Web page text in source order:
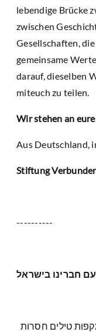
lebendige Brücke
zwischen
Gesellschaften,
gemeinsame
darauf, dieselben
miteuch zu teilen.
Wir stehen an
Aus Deutschland,
Stiftung
----------
חברינו בישראל
טילים חסרות